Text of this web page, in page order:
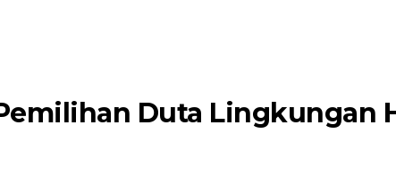
Duta Lingkungan